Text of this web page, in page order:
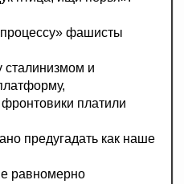
фашисты
и
платили
предугадать как наше
равномерно